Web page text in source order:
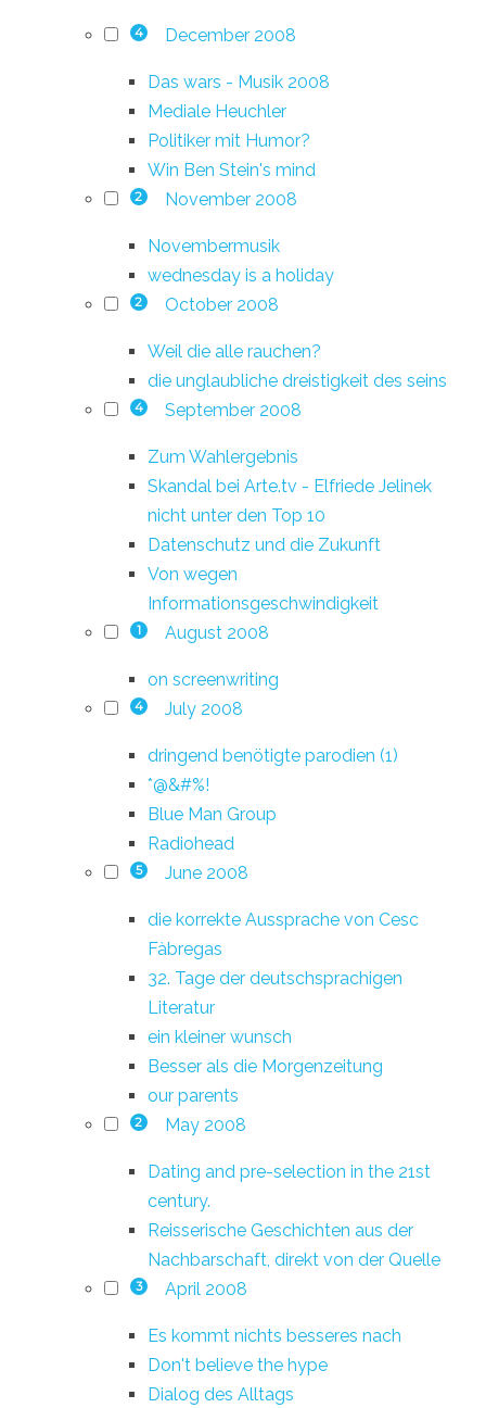
4 December 2008
Das wars - Musik 2008
Mediale Heuchler
Politiker mit Humor?
Win Ben Stein's mind
2 November 2008
Novembermusik
wednesday is a holiday
2 October 2008
Weil die alle rauchen?
die unglaubliche dreistigkeit des seins
4 September 2008
Zum Wahlergebnis
Skandal bei Arte.tv - Elfriede Jelinek
nicht unter den Top 10
Datenschutz und die Zukunft
Von wegen
Informationsgeschwindigkeit
1 August 2008
on screenwriting
4 July 2008
dringend benötigte parodien (1)
*@&#%!
Blue Man Group
Radiohead
5 June 2008
die korrekte Aussprache von Cesc
Fàbregas
32. Tage der deutschsprachigen
Literatur
ein kleiner wunsch
Besser als die Morgenzeitung
our parents
2 May 2008
Dating and pre-selection in the 21st
century.
Reisserische Geschichten aus der
Nachbarschaft, direkt von der Quelle
3 April 2008
Es kommt nichts besseres nach
Don't believe the hype
Dialog des Alltags